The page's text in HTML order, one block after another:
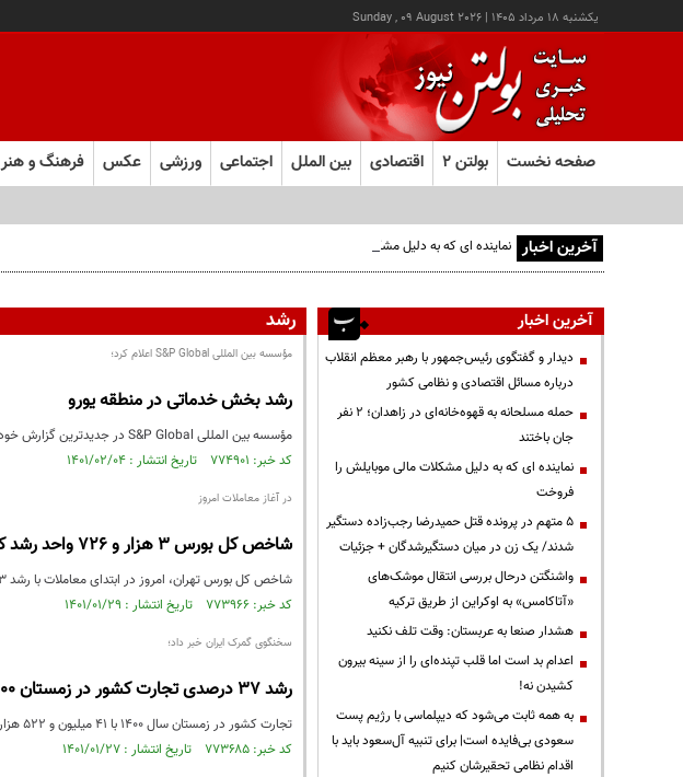
يکشنبه ۱۸ مرداد ۱۴۰۵ |
Sunday , 09 August 2026
صفحه نخست بولتن ۲ اقتصادی بین الملل اجتماعی ورزشی عکس فرهنگ و هنر
آخرین اخبار نماینده ای که به دلیل مشکلات مالی موبایلش را فروخت
رشد
مؤسسه بین المللی S&P Global اعلام کرد؛
رشد بخش خدماتی در منطقه یورو
مؤسسه بین المللی S&P Global در جدیدترین گزارش خود اعلام کرد علیرغم ترس از جنگ در اوکراین و تورم ناشی از این جنگ اما رشد اقتصادی بخش خصوصی در ...
کد خبر: ۷۷۴۹۰۱ تاریخ انتشار : ۱۴۰۱/۰۲/۰۴
در آغاز معاملات امروز
شاخص کل بورس ۳ هزار و ۷۲۶ واحد رشد کرد
شاخص کل بورس تهران، امروز در ابتدای معاملات با رشد ۳ هزار و ۷۲۶ واحدی آغاز به کار کرد.
کد خبر: ۷۷۳۹۶۶ تاریخ انتشار : ۱۴۰۱/۰۱/۲۹
سخنگوی گمرک ایران خبر داد؛
رشد ۳۷ درصدی تجارت کشور در زمستان ۱۴۰۰
تجارت کشور در زمستان سال ۱۴۰۰ با ۴۱ میلیون و ۵۲۲ هزار تن کالا به ارزش ۲۹ میلیارد و ۵۴۹ میلیون دلار، نسبت به زمستان سال ۹۹ رشد ۱۴ درصدی در وزن و ...
کد خبر: ۷۷۳۶۸۵ تاریخ انتشار : ۱۴۰۱/۰۱/۲۷
آخرین اخبار
دیدار و گفتگوی رئیس‌جمهور با رهبر معظم انقلاب
درباره مسائل اقتصادی و نظامی کشور
حمله مسلحانه به قهوه‌خانه‌ای در زاهدان؛ ۲ نفر
جان باختند
نماینده ای که به دلیل مشکلات مالی موبایلش را
فروخت
۵ متهم در پرونده قتل حمیدرضا رجب‌زاده دستگیر
شدند/ یک زن در میان دستگیرشدگان + جزئیات
واشنگتن درحال بررسی انتقال موشک‌های
«آتاکامس» به اوکراین از طریق ترکیه
هشدار صنعا به عربستان: وقت تلف نکنید
اعدام بد است اما قلب تپنده‌ای را از سینه بیرون
کشیدن نه!
به همه ثابت می‌شود که دیپلماسی با رژیم پست
سعودی بی‌فایده است| برای تنبیه آل‌سعود باید با
اقدام نظامی تحقیرشان کنیم